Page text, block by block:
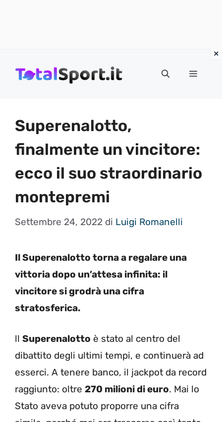
MENU
Superenalotto,
finalmente un vincitore:
ecco il suo straordinario
montepremi
Settembre 24, 2022 di Luigi Romanelli
Il Superenalotto torna a regalare una
vittoria dopo un’attesa infinita: il
vincitore si grodrà una cifra
stratosferica.
ll Superenalotto è stato al centro del
dibattito degli ultimi tempi, e continuerà ad
esserci. A tenere banco, il jackpot da record
raggiunto: oltre 270 milioni di euro. Mai lo
Stato aveva potuto proporre una cifra